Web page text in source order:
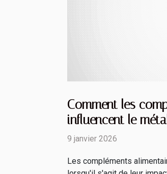
Comment les
influencent le
9 janvier 2026
Les compléments